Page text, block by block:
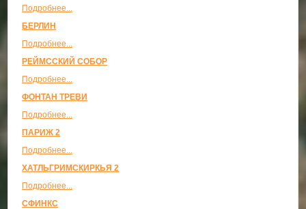
Подробнее...
БЕРЛИН
Подробнее...
РЕЙМССКИЙ СОБОР
Подробнее...
ФОНТАН ТРЕВИ
Подробнее...
ПАРИЖ 2
Подробнее...
ХАТЛЬГРИМСКИРКЬЯ 2
Подробнее...
СФИНКС